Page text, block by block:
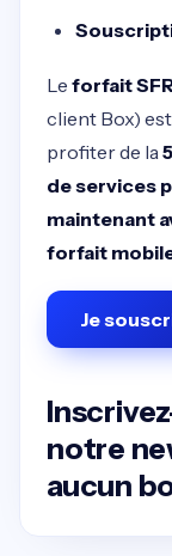
Le forfait
client Box)
profiter de la
de services
maintenant
forfait
Je
notre
aucun